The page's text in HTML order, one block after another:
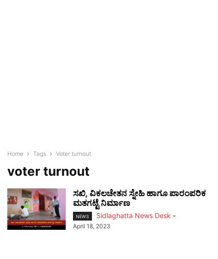
Home Tags Voter turnout
voter turnout
ಸಖಿ, ವಿಕಲಚೇತನ ಸ್ನೇಹಿ ಹಾಗೂ ಪಾರಂಪರಿಕ
ಮತಗಟ್ಟೆ ನಿರ್ಮಾಣ
NEWS Sidlaghatta News Desk -
April 18, 2023